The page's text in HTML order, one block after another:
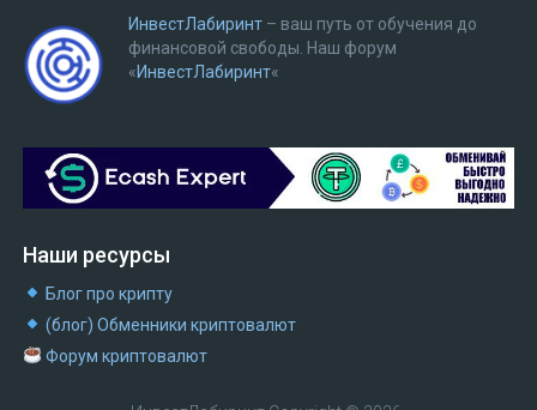
ИнвестЛабиринт– ваш путь от обучения до
финансовой свободы. Наш форум
«ИнвестЛабиринт«
Наши ресурсы
Блог про крипту
(блог) Обменники криптовалют
Форум криптовалют